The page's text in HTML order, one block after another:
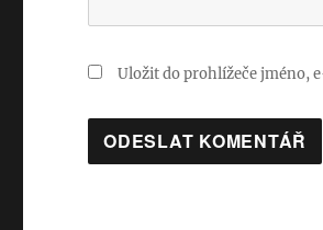
Uložit do prohlížeče jméno,